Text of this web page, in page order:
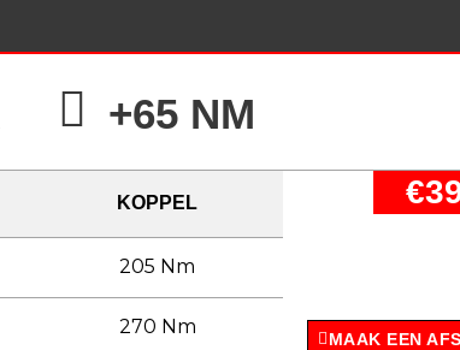
+65 NM
KOPPEL
205 Nm
270 Nm
MAAK EEN